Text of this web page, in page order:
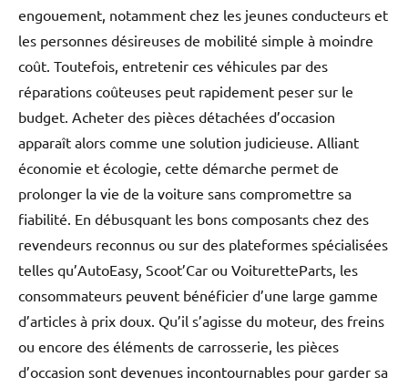
engouement, notamment chez les jeunes conducteurs et
les personnes désireuses de mobilité simple à moindre
coût. Toutefois, entretenir ces véhicules par des
réparations coûteuses peut rapidement peser sur le
budget. Acheter des pièces détachées d’occasion
apparaît alors comme une solution judicieuse. Alliant
économie et écologie, cette démarche permet de
prolonger la vie de la voiture sans compromettre sa
fiabilité. En débusquant les bons composants chez des
revendeurs reconnus ou sur des plateformes spécialisées
telles qu’AutoEasy, Scoot’Car ou VoituretteParts, les
consommateurs peuvent bénéficier d’une large gamme
d’articles à prix doux. Qu’il s’agisse du moteur, des freins
ou encore des éléments de carrosserie, les pièces
d’occasion sont devenues incontournables pour garder sa